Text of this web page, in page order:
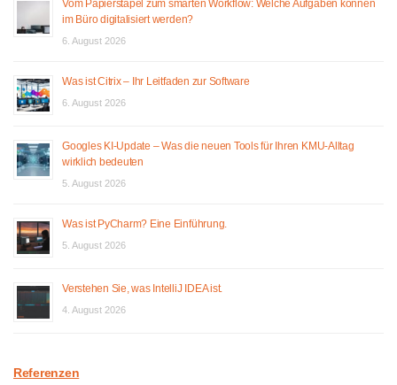
Vom Papierstapel zum smarten Workflow: Welche Aufgaben können
im Büro digitalisiert werden?
6. August 2026
Was ist Citrix – Ihr Leitfaden zur Software
6. August 2026
Googles KI-Update – Was die neuen Tools für Ihren KMU-Alltag
wirklich bedeuten
5. August 2026
Was ist PyCharm? Eine Einführung.
5. August 2026
Verstehen Sie, was IntelliJ IDEA ist.
4. August 2026
Referenzen